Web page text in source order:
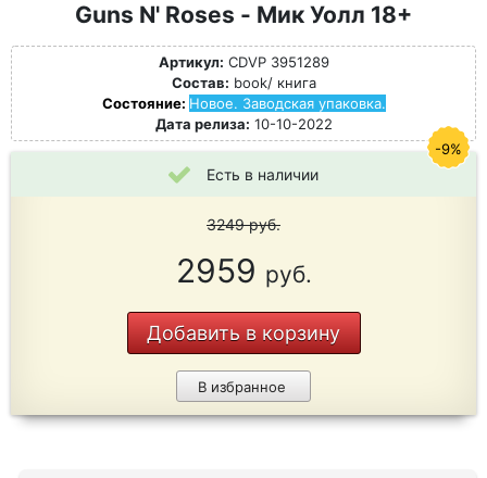
Guns N' Roses - Мик Уолл 18+
Артикул: CDVP 3951289
Состав: book/ книга
Состояние: Новое. Заводская упаковка.
Дата релиза: 10-10-2022
Есть в наличии
3249руб.
2959 руб.
Добавить в корзину
В избранное
-9%